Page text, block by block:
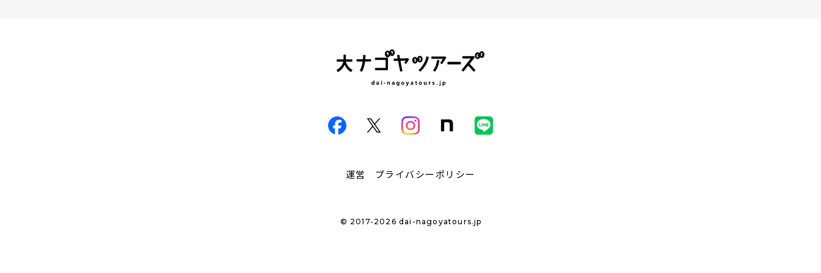
運営 プライバシーポリシー
© 2017-2026 dai-nagoyatours.jp